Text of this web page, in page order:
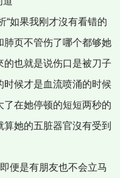
如果我刚才沒有看错的
肺页不管伤了哪个都够她
的也就是说伤口是被刀子
候才是血流喷涌的时候
在她停顿的短短两秒的
她的五脏器官沒有受到
便是有朋友也不会立马